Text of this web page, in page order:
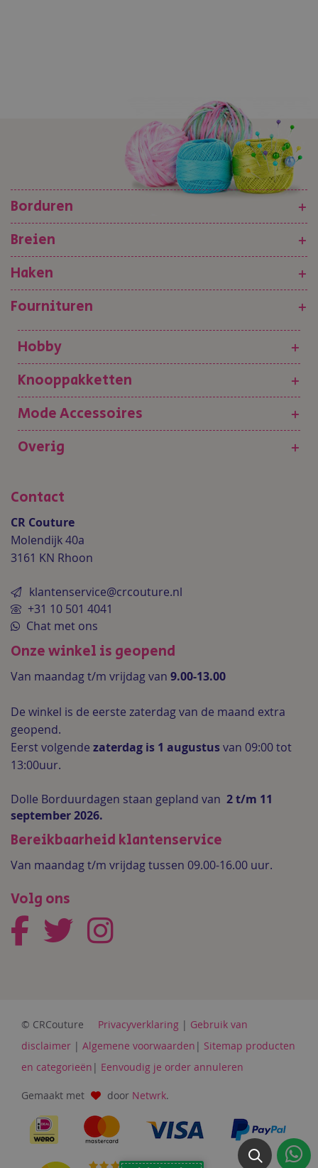
Borduren
+
Breien
+
Haken
+
Fournituren
+
Hobby
+
Knooppakketten
+
Mode Accessoires
+
Overig
+
Contact
CR Couture
Molendijk 40a
3161 KN Rhoon
klantenservice@crcouture.nl
+31 10 501 4041
Chat met ons
Onze winkel is geopend
Van maandag t/m vrijdag van 9.00-13.00
De winkel is de eerste zaterdag van de maand extra
geopend.
Eerst volgende zaterdag is 1 augustusvan 09:00 tot
13:00uur.
Dolle Borduurdagen staan gepland van 2 t/m 11
september 2026.
Bereikbaarheid klantenservice
Van maandag t/m vrijdag tussen 09.00-16.00 uur.
Volg ons
© CRCouture Privacyverklaring | Gebruik van
disclaimer | Algemene voorwaarden | Sitemap producten
en categorieën | Eenvoudig je order annuleren
Gemaakt met door Netwrk.